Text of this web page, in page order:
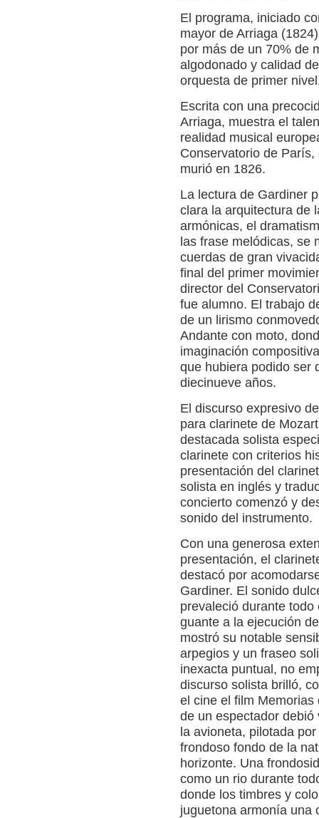
El programa, iniciado
mayor de Arriaga
por más de un 70% de
algodonado y calidad
orquesta de primer
Escrita con una
Arriaga, muestra el
realidad musical
Conservatorio de
murió en 1826.
La lectura de Gardiner
clara la arquitectura de
armónicas, el
las frase melódicas, se
cuerdas de gran
final del primer
director del
fue alumno. El trabajo
de un lirismo
Andante con moto,
imaginación
que hubiera podido ser
diecinueve años.
El discurso expresivo
para clarinete de
destacada solista
clarinete con criterios
presentación del
solista en inglés y
concierto comenzó y
sonido del instrumento.
Con una generosa
presentación, el
destacó por
Gardiner. El sonido
prevaleció durante
guante a la ejecución
mostró su notable
arpegios y un fraseo
inexacta puntual, no
discurso solista brilló,
el cine el film
de un espectador
la avioneta, pilotada
frondoso fondo de la
horizonte. Una
como un rio durante
donde los timbres y
juguetona armonía una